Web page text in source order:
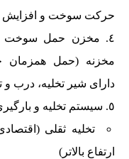
حرکت سوخت و افزایش
مخزن حمل سوخت
مخزنه (حمل
دارای شیر تخلیه، درب
سیستم تخلیه و
تخلیه ثقلی
ارتفاع بالاتر)